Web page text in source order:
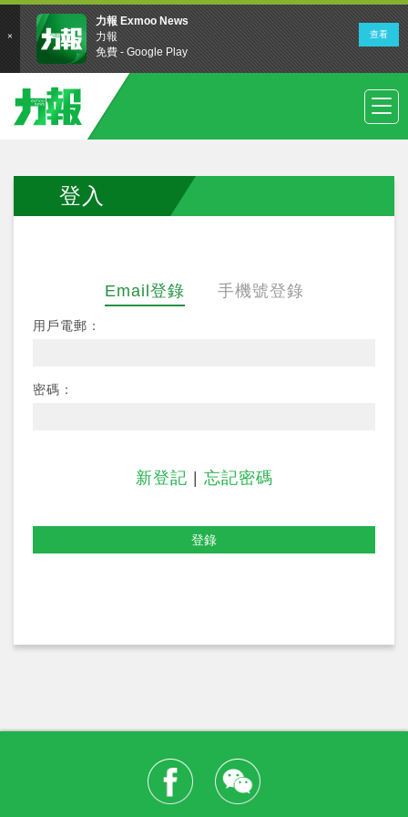
登入
Email登錄 手機號登錄
用戶電郵：
密碼：
新登記 忘記密碼